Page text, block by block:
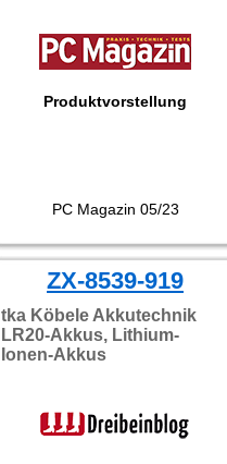
Produktvorstellung
PC Magazin 05/23
ZX-8539-919
tka Köbele Akkutechnik
LR20-Akkus, Lithium-
Ionen-Akkus